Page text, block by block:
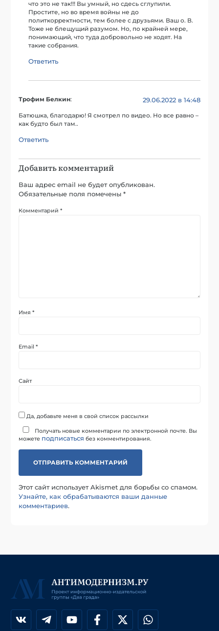
что это не так!!! Вы умный, но сдесь сглупили.
Простите, но во время войны не до
политкорректности, тем более с друзьями. Ваш о. В.
Тоже не блещущий разумом. Но, по крайней мере,
понимающий, что туда добровольно не ходят. На
такие собрания.
Ответить
Трофим Белкин: 29.06.2022 в 14:48
Батюшка, благодарю! Я смотрел по видео. Но все равно –
как будто был там..
Ответить
Добавить комментарий
Ваш адрес email не будет опубликован.
Обязательные поля помечены*
Комментарий*
Имя*
Email*
Сайт
Да, добавьте меня в свой список рассылки
Получать новые комментарии по электронной почте. Вы
можете подписаться без комментирования.
Этот сайт использует Akismet для борьбы со спамом.
Узнайте, как обрабатываются ваши данные
комментариев.